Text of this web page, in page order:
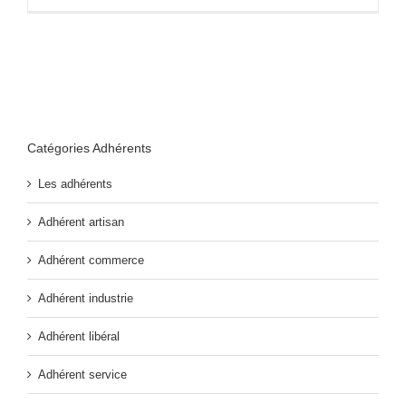
Catégories Adhérents
Les adhérents
Adhérent artisan
Adhérent commerce
Adhérent industrie
Adhérent libéral
Adhérent service